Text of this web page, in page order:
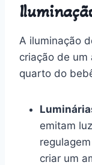
A iluminação
criação de um
quarto do
emitam
criar um